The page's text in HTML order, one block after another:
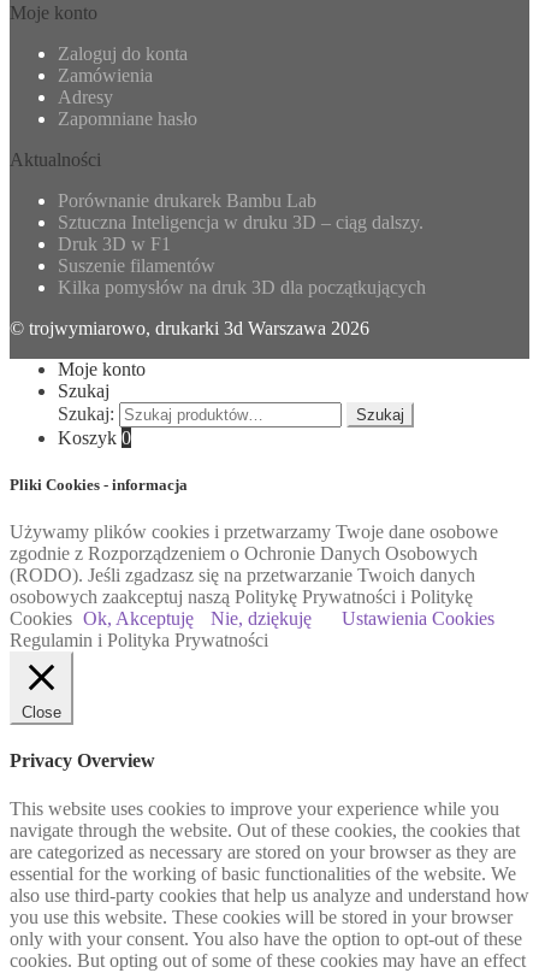
Moje konto
Zaloguj do konta
Zamówienia
Adresy
Zapomniane hasło
Aktualności
Porównanie drukarek Bambu Lab
Sztuczna Inteligencja w druku 3D – ciąg dalszy.
Druk 3D w F1
Suszenie filamentów
Kilka pomysłów na druk 3D dla początkujących
© trojwymiarowo, drukarki 3d Warszawa 2026
Moje konto
Szukaj
Szukaj:
Szukaj
Koszyk 0
Pliki Cookies - informacja
Używamy plików cookies i przetwarzamy Twoje dane osobowe
zgodnie z Rozporządzeniem o Ochronie Danych Osobowych
(RODO). Jeśli zgadzasz się na przetwarzanie Twoich danych
osobowych zaakceptuj naszą Politykę Prywatności i Politykę
Cookies Ok, Akceptuję Nie, dziękuję
Ustawienia Cookies
Regulamin i Polityka Prywatności
Close
Privacy Overview
This website uses cookies to improve your experience while you
navigate through the website. Out of these cookies, the cookies that
are categorized as necessary are stored on your browser as they are
essential for the working of basic functionalities of the website. We
also use third-party cookies that help us analyze and understand how
you use this website. These cookies will be stored in your browser
only with your consent. You also have the option to opt-out of these
cookies. But opting out of some of these cookies may have an effect